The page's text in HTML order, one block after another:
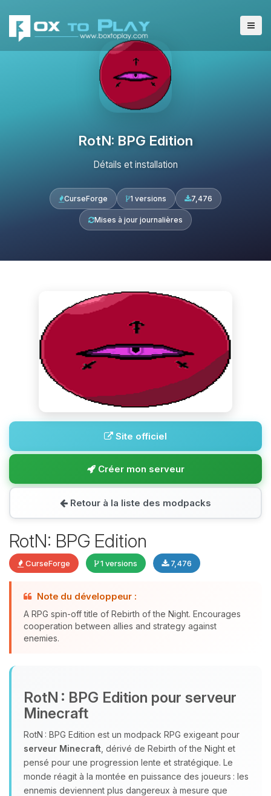
RotN: BPG Edition
Détails et installation
CurseForge 1 versions 7,476
Mises à jour journalières
Site officiel
Créer mon serveur
Retour à la liste des modpacks
RotN: BPG Edition
CurseForge 1 versions 7,476
Note du développeur :
A RPG spin-off title of Rebirth of the Night. Encourages
cooperation between allies and strategy against
enemies.
RotN : BPG Edition pour serveur
Minecraft
RotN : BPG Edition est un modpack RPG exigeant pour
serveur Minecraft , dérivé de Rebirth of the Night et
pensé pour une progression lente et stratégique. Le
monde réagit à la montée en puissance des joueurs : les
ennemis deviennent plus dangereux à mesure que
Youpi, enfin quelqu’un pour me
assistant BoxToPlay. Dis-moi ce dont
tu as besoin et je vais remuer mes